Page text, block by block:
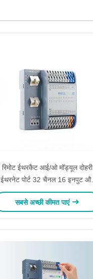
रिमोट ईथरकैट आई/ओ मॉड्यूल दोहरी
ईथरनेट पोर्ट 32 चैनल 16 इनपुट और
आउटपुट
सबसे अच्छी कीमत पाएं